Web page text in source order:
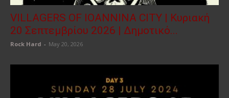
VILLAGERS OF IOANNINA CITY | Κυριακή
20 Σεπτεμβρίου 2026 | Δημοτικό...
Rock Hard - May 20, 2026